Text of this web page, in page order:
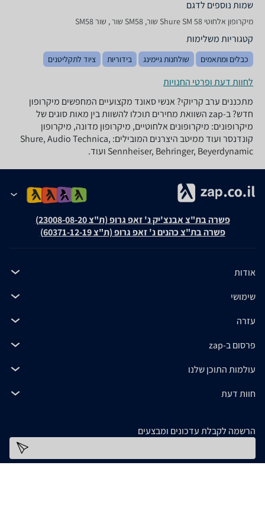
שמות נוספים לדגם
‏מיקרופון אלחוטי Shure SM 58 שור, SM58 שור , שור SM58
קטגוריות משלימות
כבלים ומתאמים שולחנות גיימינג בידוריות ציוד לתקליטנים
לחוות דעת ופרטי החנויות
מתכננים ערב קריוקי? אנשי סאונד מקצועיים המחפשים מיקרופון
חדש? ב-zap השוואת מחירים תוכלו להשוות בין מאות סוגים של
מיקרופונים: מיקרופונים אלחוטיים, מיקרופון מדונה, מיקרופון
קונדנסר ועוד ממיטב היצרנים המובילים: Shure, Audio Technica,
Sennheiser, Behringer, Beyerdynamic ועוד.
פשרה בת"צ אבנצ'יק נ' זאפ גרופ (ת"צ 23008-08-20)
פשרה בת"צ כהנים נ' זאפ גרופ (ת"צ 60371-12-19)
אודות
שימושי
עזרה
פרסום ב-zap
עולמות התוכן שלנו
חוות דעת
הרשמה לקבלת עדכונים ומבצעים